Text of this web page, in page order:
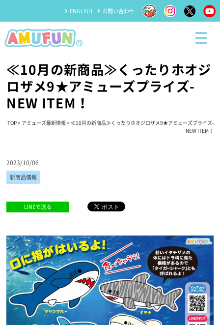
ENGLISH お問い合わせ
≪10月の新商品≫くったりホオジ
ロザメ9★アミューズプライズ-
NEW ITEM！
TOP> アミューズ最新情報> ≪10月の新商品≫くったりホオジロザメ9★アミューズプライズ-
NEW ITEM！
2023/10/06
新商品情報
LINEで送る